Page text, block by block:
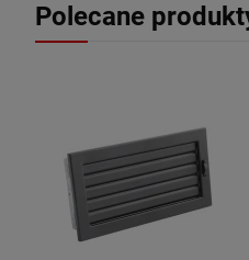
Polecane